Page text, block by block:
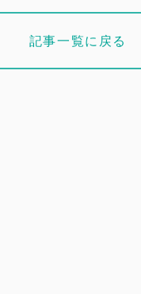
記事一覧に戻る